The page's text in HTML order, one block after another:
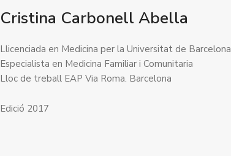
Cristina Carbonell Abella
Llicenciada en Medicina per la Universitat de Barcelona
Especialista en Medicina Familiar i Comunitaria
Lloc de treball EAP Via Roma. Barcelona
Edició 2017